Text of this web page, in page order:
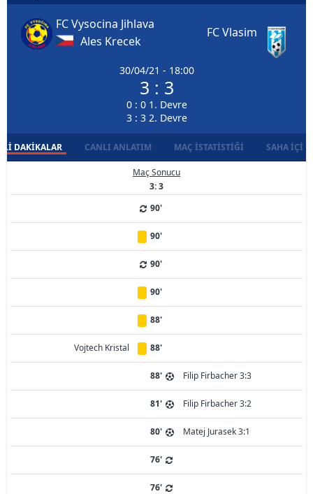
FC Vysocina Jihlava
Ales Krecek
30/04/21 - 18:00
3 : 3
0 : 0 1. Devre
3 : 3 2. Devre
FC Vlasim
DAKIKALAR CANLI ANLATIM MAÇ İSTATISTIĞI SAHA İÇI
Maç Sonucu
3: 3
90'
90'
90'
90'
88'
Vojtech Kristal 88'
88' Filip Firbacher 3:3
81' Filip Firbacher 3:2
80' Matej Jurasek 3:1
76'
76'